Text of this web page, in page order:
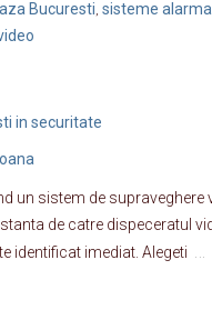
Bucuresti, sisteme
in securitate
un sistem de supraveghere
de catre dispeceratul
identificat imediat. Alegeti